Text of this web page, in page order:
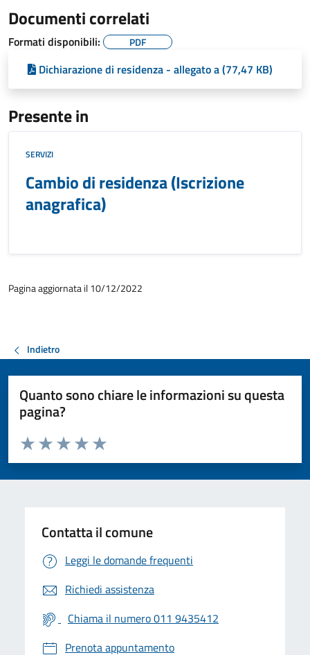
Documenti correlati
Formati disponibili: PDF
Dichiarazione di residenza - allegato a (77,47 KB)
Presente in
SERVIZI
Cambio di residenza (Iscrizione
anagrafica)
Pagina aggiornata il 10/12/2022
Indietro
Quanto sono chiare le informazioni su questa
pagina?
Valuta da 1 a 5 stelle la pagina
Valuta 5 stelle su 5
Valuta 4 stelle su 5
Valuta 3 stelle su 5
Valuta 2 stelle su 5
Valuta 1 stelle su 5
Contatta il comune
Leggi le domande frequenti
Richiedi assistenza
Chiama il numero 011 9435412
Prenota appuntamento